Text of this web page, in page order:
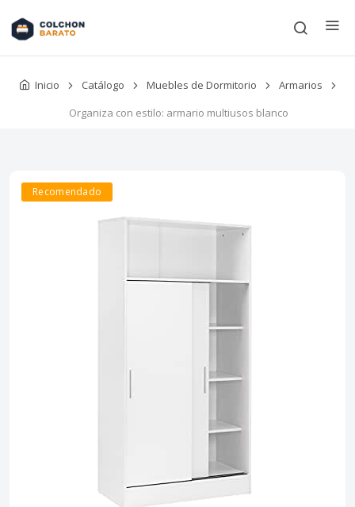
Inicio Catálogo Muebles de Dormitorio
Armarios
Organiza con estilo: armario multiusos blanco
Recomendado